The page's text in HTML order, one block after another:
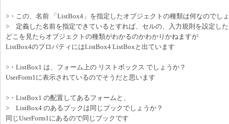
>・この、名前 「ListBox4」を指定したオブジェクトの種類は何なのでし
> 定義した名前を指定できているとすれば、セルの、入力規則を設定し
どこを見たらオブジェクトの種類がわかるのかわかりかねますが
ListBox4のプロパティにはListBox4 ListBoxと出ています
>・ListBox1 は、フォーム上の リストボックス でしょうか？
UserForm1に表示されているのでそうだと思います
>・ListBox1 の配置してあるフォームと、
> ListBox4 のあるブックは同じブックでしょうか？
同じUserForm1にあるので同じブックです